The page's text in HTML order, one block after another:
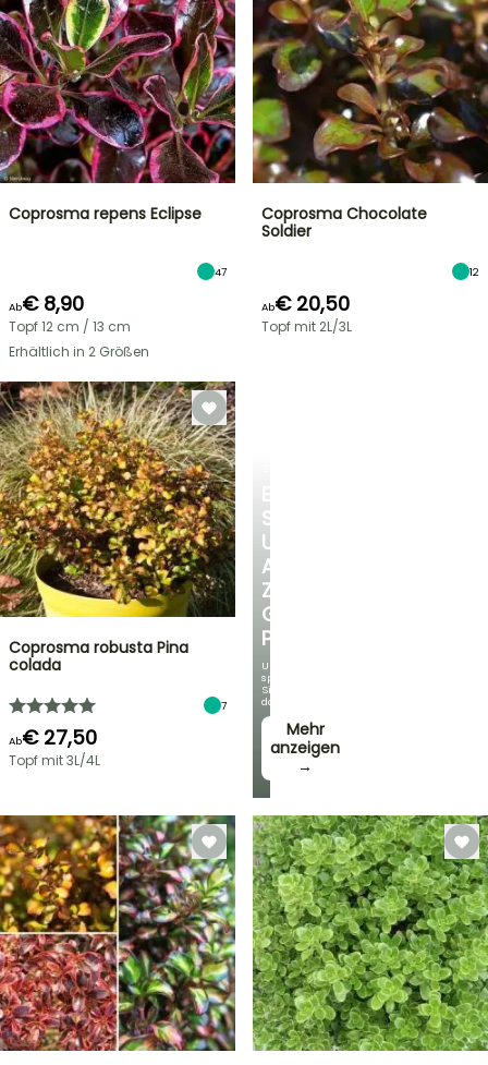
SIE
UNSERE
AUSWAHL
ZU
GÜNSTIGEN
PREISEN
Und
sparen
Sie
dabei!
Mehr
anzeigen
→
Coprosma repens Eclipse
47
Ab€ 8,90
Topf 12 cm / 13 cm
Erhältlich in 2 Größen
Coprosma Chocolate
Soldier
12
Ab€ 20,50
Topf mit 2L/3L
Coprosma robusta Pina
colada
7
Ab€ 27,50
Topf mit 3L/4L